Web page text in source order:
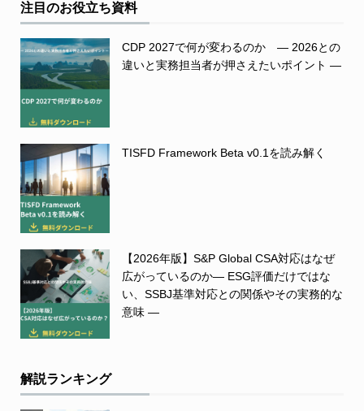
注目のお役立ち資料
CDP 2027で何が変わるのか ― 2026との
違いと実務担当者が押さえたいポイント ―
TISFD Framework Beta v0.1を読み解く
【2026年版】S&P Global CSA対応はなぜ
広がっているのか― ESG評価だけではな
い、SSBJ基準対応との関係やその実務的な
意味 ―
解説ランキング